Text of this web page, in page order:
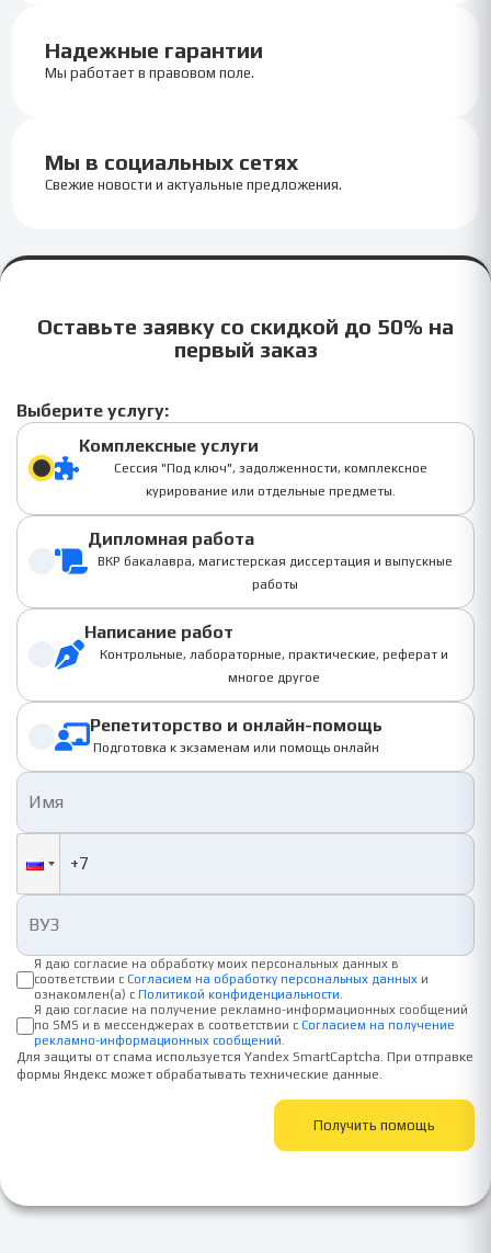
Надежные гарантии
Мы работает в правовом поле.
Мы в социальных сетях
Свежие новости и актуальные предложения.
Оставьте заявку со скидкой до 50% на
первый заказ
Выберите услугу:
Комплексные услуги
Сессия "Под ключ", задолженности, комплексное
курирование или отдельные предметы.
Дипломная работа
ВКР бакалавра, магистерская диссертация и выпускные
работы
Написание работ
Контрольные, лабораторные, практические, реферат и
многое другое
Репетиторство и онлайн-помощь
Подготовка к экзаменам или помощь онлайн
Я даю согласие на обработку моих персональных данных в
соответствии с Согласием на обработку персональных данных и
ознакомлен(а) с Политикой конфиденциальности
Я даю согласие на получение рекламно-информационных сообщений
по SMS и в мессенджерах в соответствии с Согласием на получение
рекламно-информационных сообщений
Для защиты от спама используется Yandex SmartCaptcha. При отправке
формы Яндекс может обрабатывать технические данные.
Получить помощь